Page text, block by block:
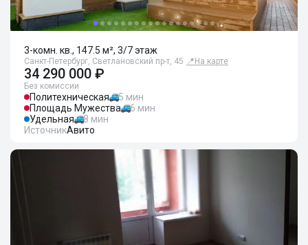
3-комн. кв., 147.5 м², 3/7 этаж
Санкт-Петербург, Светлановский пр-т, 45 📍 На карте
34 290 000 ₽
Без комиссии
Политехническая
5 мин
Площадь Мужества
6 мин
Удельная
8 мин
ИсточникАвито